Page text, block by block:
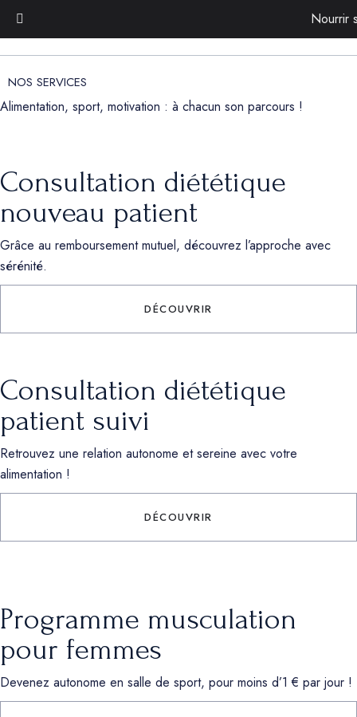
NOS SERVICES
Alimentation, sport, motivation : à chacun son parcours !
Consultation diététique
nouveau patient
Grâce au remboursement mutuel, découvrez l’approche avec
sérénité.
DÉCOUVRIR
Consultation diététique
patient suivi
Retrouvez une relation autonome et sereine avec votre
alimentation !
DÉCOUVRIR
Programme musculation
pour femmes
Devenez autonome en salle de sport, pour moins d’1 € par jour !
Nourrir